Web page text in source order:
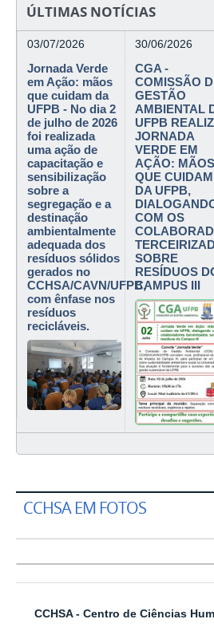
ÚLTIMAS NOTÍCIAS
03/07/2026
Jornada Verde
em Ação: mãos
que cuidam da
UFPB - No dia 2
de julho de 2026
foi realizada
uma ação de
capacitação e
sensibilização
sobre a
segregação e a
destinação
ambientalmente
adequada dos
resíduos sólidos
gerados no
CCHSA/CAVN/UFPB,
com ênfase nos
resíduos
recicláveis.
30/06/2026
CGA -
COMISSÃO
GESTÃO
AMBIENTAL
UFPB
JORNADA
VERDE EM
AÇÃO: MÃOS
QUE CUIDAM
DA UFPB,
COM OS
SOBRE
RESÍDUOS
CAMPUS III
CCHSA EM FOTOS
CCHSA - Centro de Ciências